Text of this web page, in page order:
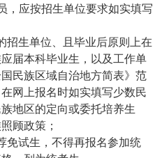
，应按招生单位要求如实填写
招生单位、且毕业后原则上在
届本科毕业生，以及工作单
民族区域自治地方简表》范
网上报名时如实填写少数民
地区的定向或委托培养生
顾政策；
免试生，不得再报名参加统